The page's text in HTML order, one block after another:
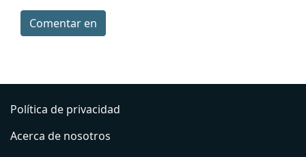
Comentar en
Política de privacidad
Acerca de nosotros